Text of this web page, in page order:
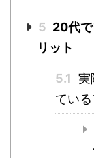
5 20代
リット
5.1 実
てい